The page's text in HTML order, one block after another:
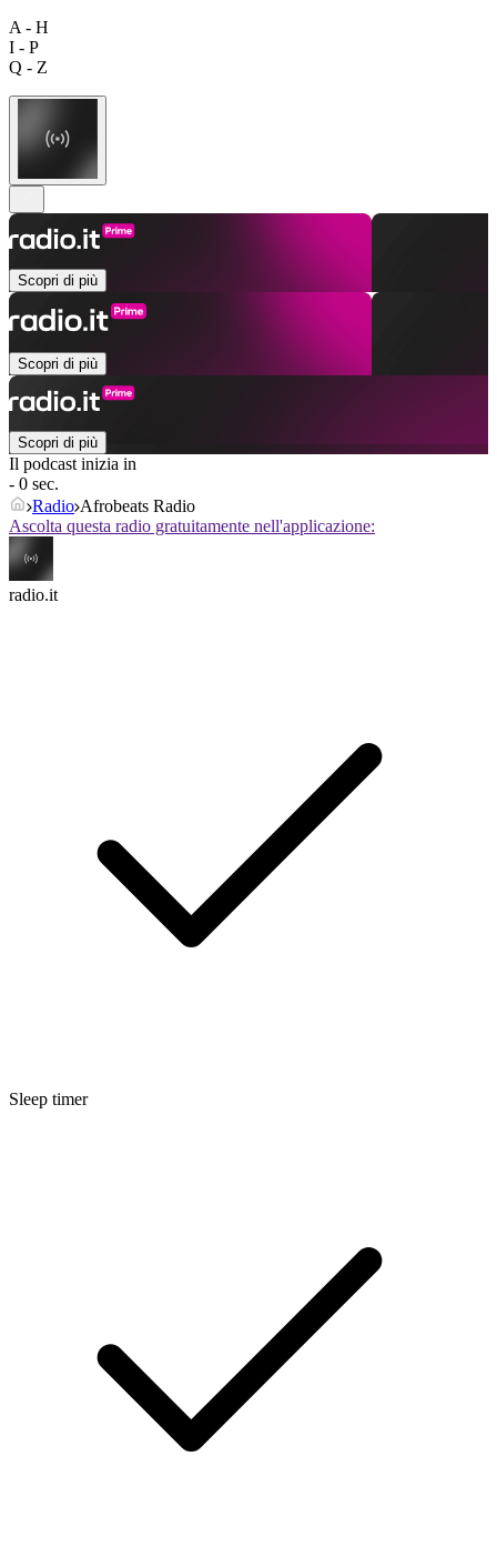
A - H
I - P
Q - Z
Scopri di più
Scopri di più
Scopri di più
Il podcast inizia in
- 0 sec.
Radio Afrobeats Radio
Ascolta questa radio gratuitamente nell'applicazione:
radio.it
Sleep timer